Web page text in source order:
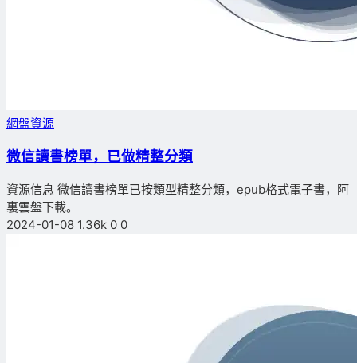
網盤資源
微信讀書榜單，已做精整分類
資源信息 微信讀書榜單已按類型精整分類，epub格式電子書，阿
裏雲盤下載。
2024-01-08 1.36k 0 0